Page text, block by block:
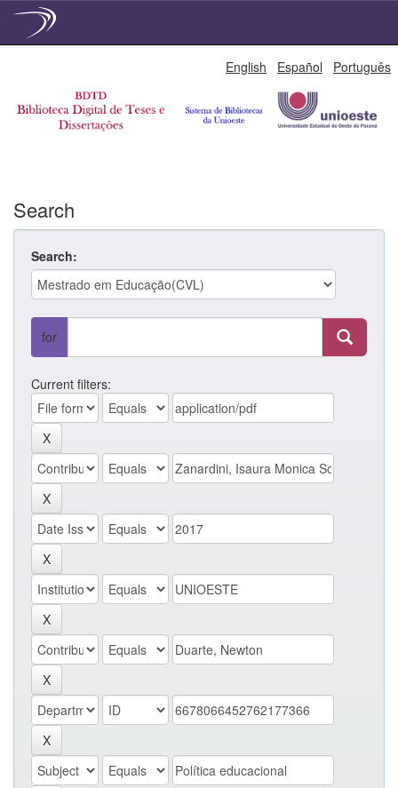
English Español Português
Search
Search:
for
Current filters: